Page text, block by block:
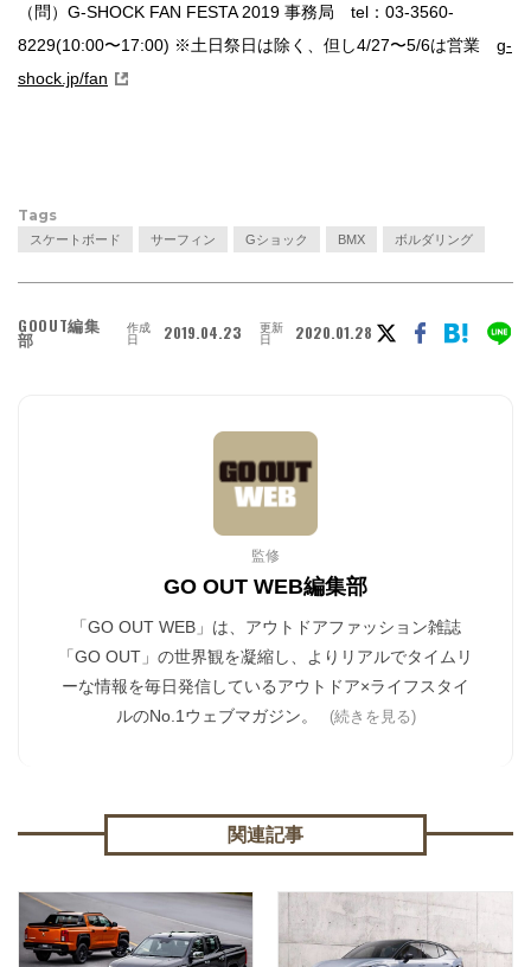
（問）G-SHOCK FAN FESTA 2019 事務局 tel：03-3560-
8229(10:00〜17:00) ※土日祭日は除く、但し4/27〜5/6は営業 g-
shock.jp/fan
Tags
スケートボード サーフィン Gショック BMX ボルダリング
GOOUT編集
部
作成
日 2019.04.23 更新
日 2020.01.28
監修
GO OUT WEB編集部
「GO OUT WEB」は、アウトドアファッション雑誌
「GO OUT」の世界観を凝縮し、よりリアルでタイムリ
ーな情報を毎日発信しているアウトドア×ライフスタイ
ルのNo.1ウェブマガジン。
(続きを見る)
関連記事